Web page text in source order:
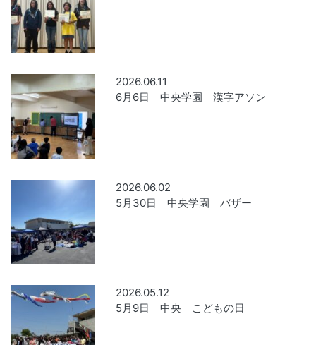
2026.06.11
6月6日 中央学園 漢字アソン
2026.06.02
5月30日 中央学園 バザー
2026.05.12
5月9日 中央 こどもの日